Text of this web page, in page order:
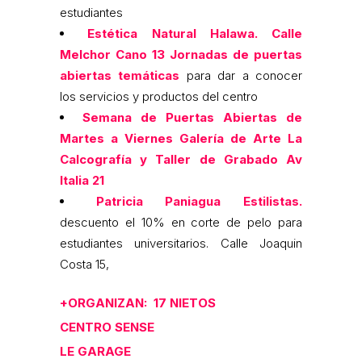
estudiantes
Estética Natural Halawa. Calle
Melchor Cano 13 Jornadas de puertas
abiertas temáticas para dar a conocer
los servicios y productos del centro
Semana de Puertas Abiertas de
Martes a Viernes Galería de Arte La
Calcografía y Taller de Grabado Av
Italia 21
Patricia Paniagua Estilistas.
descuento el 10% en corte de pelo para
estudiantes universitarios. Calle Joaquin
Costa 15,
+ORGANIZAN: 17 NIETOS
CENTRO SENSE
LE GARAGE